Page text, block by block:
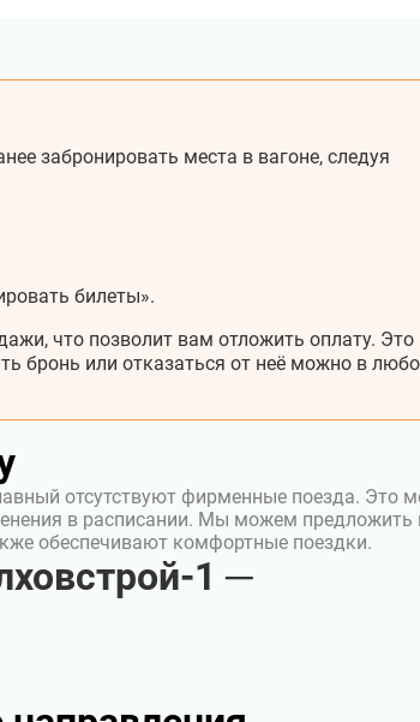
забронировать места в вагоне, следуя
билеты».
что позволит вам отложить оплату. Это
бронь или отказаться от неё можно в
отсутствуют фирменные поезда. Это
в расписании. Мы можем предложить
обеспечивают комфортные поездки.
1 ─